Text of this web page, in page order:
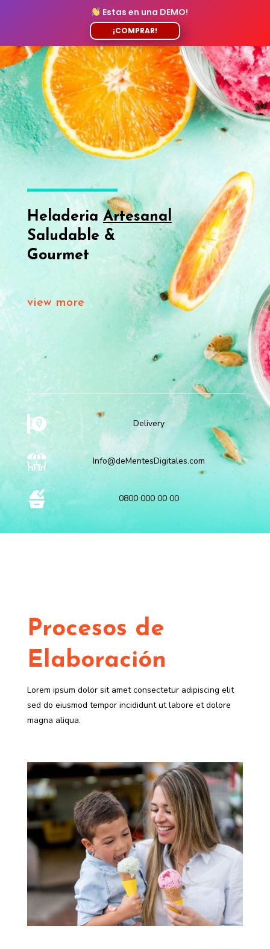
Estas en una DEMO!
¡COMPRAR!
HeladeriaArtesanal
Saludable &
Gourmet
view more
Delivery
Info@deMentesDigitales.com
0800 000 00 00
Procesos de
Elaboración
Lorem ipsum dolor sit amet consectetur adipiscing elit
sed do eiusmod tempor incididunt ut labore et dolore
magna aliqua.